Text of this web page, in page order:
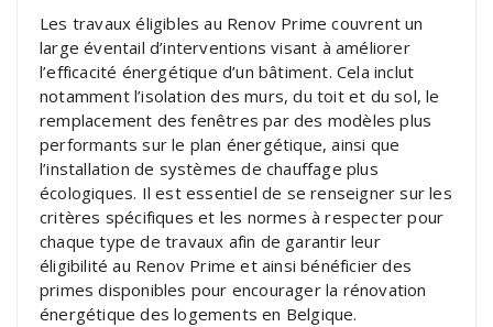
Les travaux éligibles au Renov Prime couvrent un
large éventail d’interventions visant à améliorer
l’efficacité énergétique d’un bâtiment. Cela inclut
notamment l’isolation des murs, du toit et du sol, le
remplacement des fenêtres par des modèles plus
performants sur le plan énergétique, ainsi que
l’installation de systèmes de chauffage plus
écologiques. Il est essentiel de se renseigner sur les
critères spécifiques et les normes à respecter pour
chaque type de travaux afin de garantir leur
éligibilité au Renov Prime et ainsi bénéficier des
primes disponibles pour encourager la rénovation
énergétique des logements en Belgique.